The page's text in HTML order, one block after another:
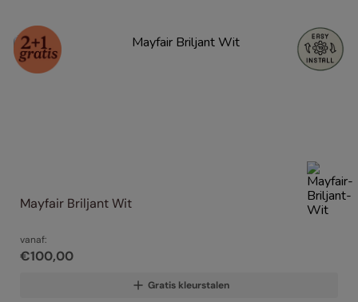
Mayfair Briljant Wit
vanaf:
€100,00
Gratis kleurstalen